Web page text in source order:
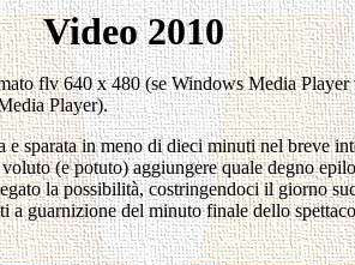
Video 2010
flv 640 x 480 (se Windows Media
Player).
e sparata in meno di dieci minuti nel breve
(e potuto) aggiungere quale degno
la possibilità, costringendoci il giorno
guarnizione del minuto finale dello